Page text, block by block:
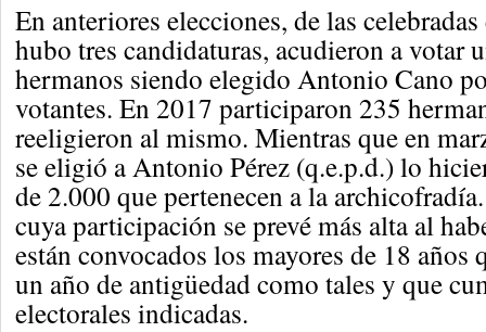
En anteriores elecciones, de las
hubo tres candidaturas, acudieron a votar
hermanos siendo elegido Antonio Cano
votantes. En 2017 participaron 235
reeligieron al mismo. Mientras que en
se eligió a Antonio Pérez (q.e.p.d.) lo
de 2.000 que pertenecen a la
cuya participación se prevé más alta al
están convocados los mayores de 18 años
un año de antigüedad como tales y que
electorales indicadas.